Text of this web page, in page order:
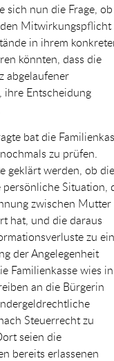
sich nun die Frage, ob
Mitwirkungspflicht
in ihrem
könnten, dass die
abgelaufener
Entscheidung
bat die
zu prüfen.
geklärt werden, ob die
persönliche Situation,
zwischen Mutter
hat, und die daraus
zu
der Angelegenheit
Familienkasse wies in
an die Bürgerin
Steuerrecht zu
seien die
bereits erlassenen